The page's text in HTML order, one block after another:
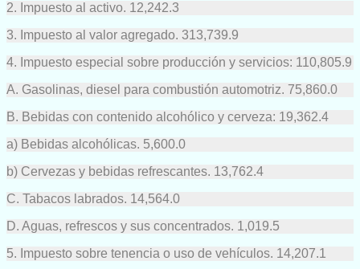
2. Impuesto al activo. 12,242.3
3. Impuesto al valor agregado. 313,739.9
4. Impuesto especial sobre producción y servicios: 110,805.9
A. Gasolinas, diesel para combustión automotriz. 75,860.0
B. Bebidas con contenido alcohólico y cerveza: 19,362.4
a) Bebidas alcohólicas. 5,600.0
b) Cervezas y bebidas refrescantes. 13,762.4
C. Tabacos labrados. 14,564.0
D. Aguas, refrescos y sus concentrados. 1,019.5
5. Impuesto sobre tenencia o uso de vehículos. 14,207.1